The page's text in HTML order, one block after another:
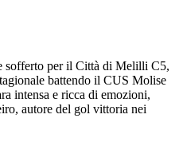
sofferto per il Città di Melilli C5,
battendo il CUS Molise
intensa e ricca di emozioni,
autore del gol vittoria nei